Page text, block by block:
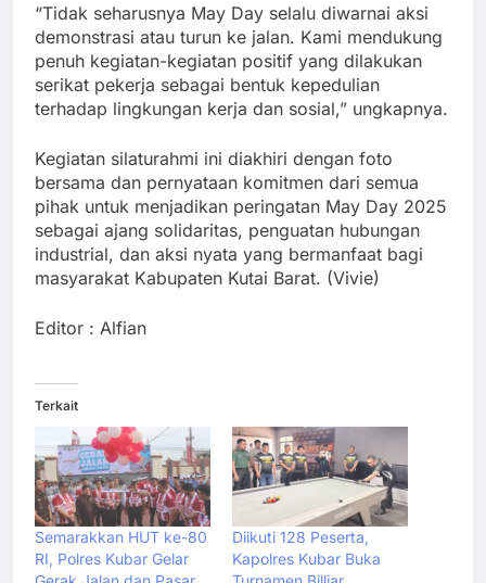
“Tidak seharusnya May Day selalu diwarnai aksi
demonstrasi atau turun ke jalan. Kami mendukung
penuh kegiatan-kegiatan positif yang dilakukan
serikat pekerja sebagai bentuk kepedulian
terhadap lingkungan kerja dan sosial,” ungkapnya.
Kegiatan silaturahmi ini diakhiri dengan foto
bersama dan pernyataan komitmen dari semua
pihak untuk menjadikan peringatan May Day 2025
sebagai ajang solidaritas, penguatan hubungan
industrial, dan aksi nyata yang bermanfaat bagi
masyarakat Kabupaten Kutai Barat. (Vivie)
Editor : Alfian
Terkait
Semarakkan HUT ke-80
RI, Polres Kubar Gelar
Diikuti 128 Peserta,
Kapolres Kubar Buka